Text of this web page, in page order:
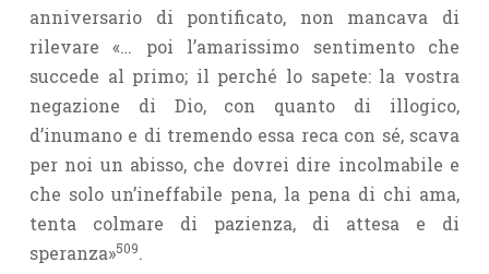
anniversario di pontificato, non mancava di
rilevare «… poi l’amarissimo sentimento che
succede al primo; il perché lo sapete: la vostra
negazione di Dio, con quanto di illogico,
d’inumano e di tremendo essa reca con sé, scava
per noi un abisso, che dovrei dire incolmabile e
che solo un’ineffabi­le pena, la pena di chi ama,
tenta colmare di pazienza, di attesa e di
speranza»509.